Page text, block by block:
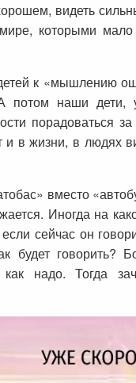
видеть
которыми мало
к «мышлению
потом наши дети,
порадоваться
и в жизни, в людях
вместо
Иногда на
сейчас он
говорить?
надо. Тогда